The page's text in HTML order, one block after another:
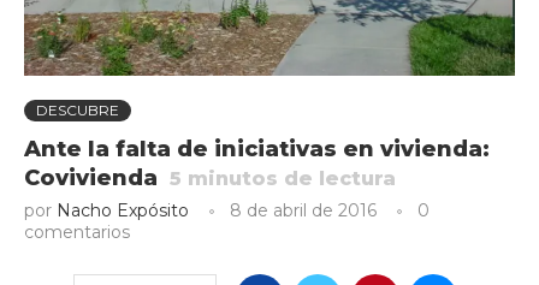
DESCUBRE
Ante la falta de iniciativas en vivienda:
Covivienda 5 minutos de lectura
por Nacho Expósito 8 de abril de 2016
0
comentarios